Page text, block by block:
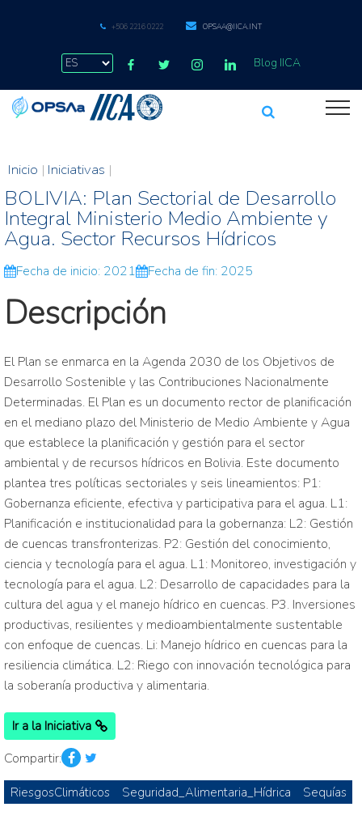
+506 2216 0222 OPSAA@IICA.INT
Blog IICA
Inicio | Iniciativas |
BOLIVIA: Plan Sectorial de Desarrollo
Integral Ministerio Medio Ambiente y
Agua. Sector Recursos Hídricos
Fecha de inicio: 2021 Fecha de fin: 2025
Descripción
El Plan se enmarca en la Agenda 2030 de los Objetivos de
Desarrollo Sostenible y las Contribuciones Nacionalmente
Determinadas. El Plan es un documento rector de planificación
en el mediano plazo del Ministerio de Medio Ambiente y Agua
que establece la planificación y gestión para el sector
ambiental y de recursos hídricos en Bolivia. Este documento
plantea tres políticas sectoriales y seis lineamientos: P1:
Gobernanza eficiente, efectiva y participativa para el agua. L1:
Planificación e institucionalidad para la gobernanza: L2: Gestión
de cuencas transfronterizas. P2: Gestión del conocimiento,
ciencia y tecnología para el agua. L1: Monitoreo, investigación y
tecnología para el agua. L2: Desarrollo de capacidades para la
cultura del agua y el manejo hídrico en cuencas. P3. Inversiones
productivas, resilientes y medioambientalmente sustentable
con enfoque de cuencas. Li: Manejo hídrico en cuencas para la
resiliencia climática. L2: Riego con innovación tecnológica para
la soberanía productiva y alimentaria.
Ir a la Iniciativa
Compartir:
RiesgosClimáticos Seguridad_Alimentaria_Hídrica Sequías